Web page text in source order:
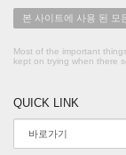
본 사이트에 사용 된 모
Most of the important
kept on trying when there
QUICK LINK